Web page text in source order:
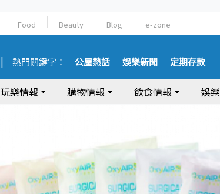
Food Beauty Blog e-zone
熱門關鍵字： 公屋熱話 娛樂新聞 定期存款
玩樂情報 購物情報 飲食情報 娛樂